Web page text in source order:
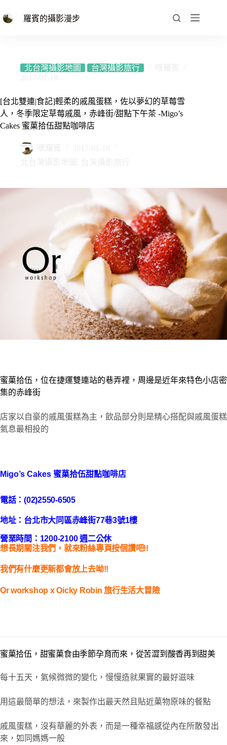
至
羅賓的攝影漫步
北台灣攝影地圖 台灣攝影旅行
[台北雙連|食記]輕柔的戚風蛋糕，佐以夢幻的草莓雪
人，冬季限定草莓戚風，赤峰街/甜點下午茶 -Migo’s
Cakes 蜜菓拾伍甜點咖啡店
蜜菓拾伍，位在捷運雙連站的巷弄裡，周邊是近年來特色小店密
集的赤峰街
店家以自豪的戚風蛋糕為主，飲品部分則是精心搭配與戚風蛋糕
氣息最相投的
Migo’s Cakes 蜜菓拾伍甜點咖啡店
電話：(02)2550-6505
地址：台北市大同區赤峰街77巷3號1樓
營業時間：1200-2100 週二公休
想長期關注我們，就來粉絲專頁按個讚吧!!
我們有什麼更新都會放上去呦!!
Or workshop x Oicky Robin 旅行生活大冒險
蜜菓拾伍，甜蜜菓食由季節孕育而來，從苦澀到酸香再到甜美
每十五天，氣候微微的變化，慢慢造就果實的最好滋味
用這最簡單的想法，來製作出最天然且貼近菓物原味的餐點
戚風蛋糕，沒有華麗的外表，而是一種幸福感從內在所散發出
來，如同媽媽一般